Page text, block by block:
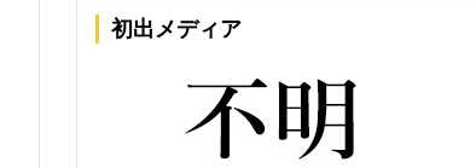
初出メディア